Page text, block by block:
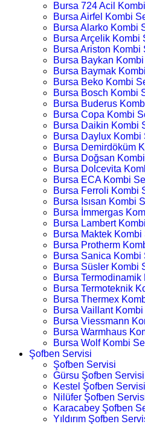
Bursa 724 Acil
Bursa Airfel Kombi
Bursa Alarko Kombi
Bursa Arçelik Kombi
Bursa Ariston Kombi
Bursa Baykan
Bursa Baymak
Bursa Beko Kombi
Bursa Bosch Kombi
Bursa Buderus
Bursa Copa Kombi
Bursa Daikin Kombi
Bursa Daylux Kombi
Bursa Demirdöküm
Bursa Doğsan
Bursa Dolcevita
Bursa ECA Kombi
Bursa Ferroli Kombi
Bursa Isısan Kombi
Bursa İmmergas
Bursa Lambert
Bursa Maktek Kombi
Bursa Protherm
Bursa Sanica Kombi
Bursa Süsler Kombi
Bursa
Bursa Termoteknik
Bursa Thermex
Bursa Vaillant
Bursa Viessmann
Bursa Warmhaus
Bursa Wolf Kombi
Şofben Servisi
Şofben Servisi
Gürsu Şofben Servisi
Kestel Şofben Servisi
Nilüfer Şofben
Karacabey Şofben
Yıldırım Şofben